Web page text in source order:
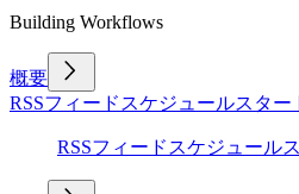
Building Workflows
概要
RSSフィード スケジュールスター
RSSフィード スケジュール